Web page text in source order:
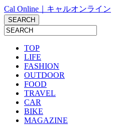
Cal Online｜キャルオンライン
TOP
LIFE
FASHION
OUTDOOR
FOOD
TRAVEL
CAR
BIKE
MAGAZINE